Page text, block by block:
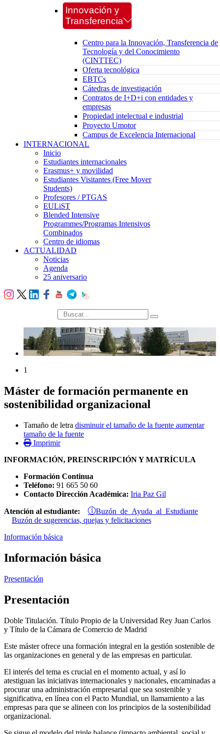
Innovación y
Transferencia
Centro para la Innovación, Transferencia de
Tecnología y del Conocimiento
(CINTTEC)
Oferta tecnológica
EBTCs
Cátedras de investigación
Contratos de I+D+i con entidades y
empresas
Propiedad intelectual e industrial
Proyecto Umotor
Campus de Excelencia Internacional
INTERNACIONAL
Inicio
Estudiantes internacionales
Erasmus+ y movilidad
Estudiantes Visitantes (Free Mover
Students)
Profesores / PTGAS
EULiST
Blended Intensive
Programmes/Programas Intensivos
Combinados
Centro de idiomas
ACTUALIDAD
Noticias
Agenda
25 aniversario
búsqueda
1
Máster de formación permanente en
sostenibilidad organizacional
Tamaño de letra disminuir el tamaño de la fuente aumentar
tamaño de la fuente
Imprimir
INFORMACIÓN, PREINSCRIPCIÓN Y MATRÍCULA
Formación Continua
Teléfono: 91 665 50 60
Contacto Dirección Académica: Iria Paz Gil
Atención al estudiante: Buzón de Ayuda al Estudiante
Buzón de sugerencias, quejas y felicitaciones
Información básica
Información básica
Presentación
Presentación
Doble Titulación. Título Propio de la Universidad Rey Juan Carlos
y Título de la Cámara de Comercio de Madrid
Este máster ofrece una formación integral en la gestión sostenible de
las organizaciones en general y de las empresas en particular.
El interés del tema es crucial en el momento actual, y así lo
atestiguan las iniciativas internacionales y nacionales, encaminadas a
procurar una administración empresarial que sea sostenible y
significativa, en línea con el Pacto Mundial, un llamamiento a las
empresas para que se alineen con los principios de la sostenibilidad
organizacional.